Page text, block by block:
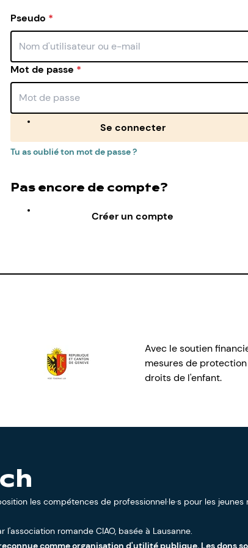
Pseudo *
Mot de passe *
Se connecter
Tu as oublié ton mot de passe ?
Pas encore de compte?
Créer un compte
Avec le soutien
mesures de
droits de l'enfant.
les compétences de professionnel·le·s pour les jeunes
l'association romande CIAO, basée à Lausanne.
comme organisation d'utilité publique. Les dons